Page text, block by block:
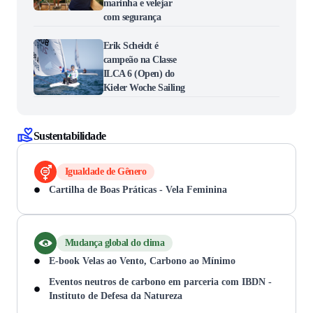
marinha e velejar
com segurança
Erik Scheidt é
campeão na Classe
ILCA 6 (Open) do
Kieler Woche Sailing
Sustentabilidade
Igualdade de Gênero
Cartilha de Boas Práticas - Vela Feminina
Mudança global do clima
E-book Velas ao Vento, Carbono ao Mínimo
Eventos neutros de carbono em parceria com IBDN -
Instituto de Defesa da Natureza